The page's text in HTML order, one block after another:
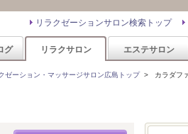
リラクゼーションサロン検索トップ
グ リラクサロン エステサロン
ゼーション・マッサージサロン広島トップ> カラダフ